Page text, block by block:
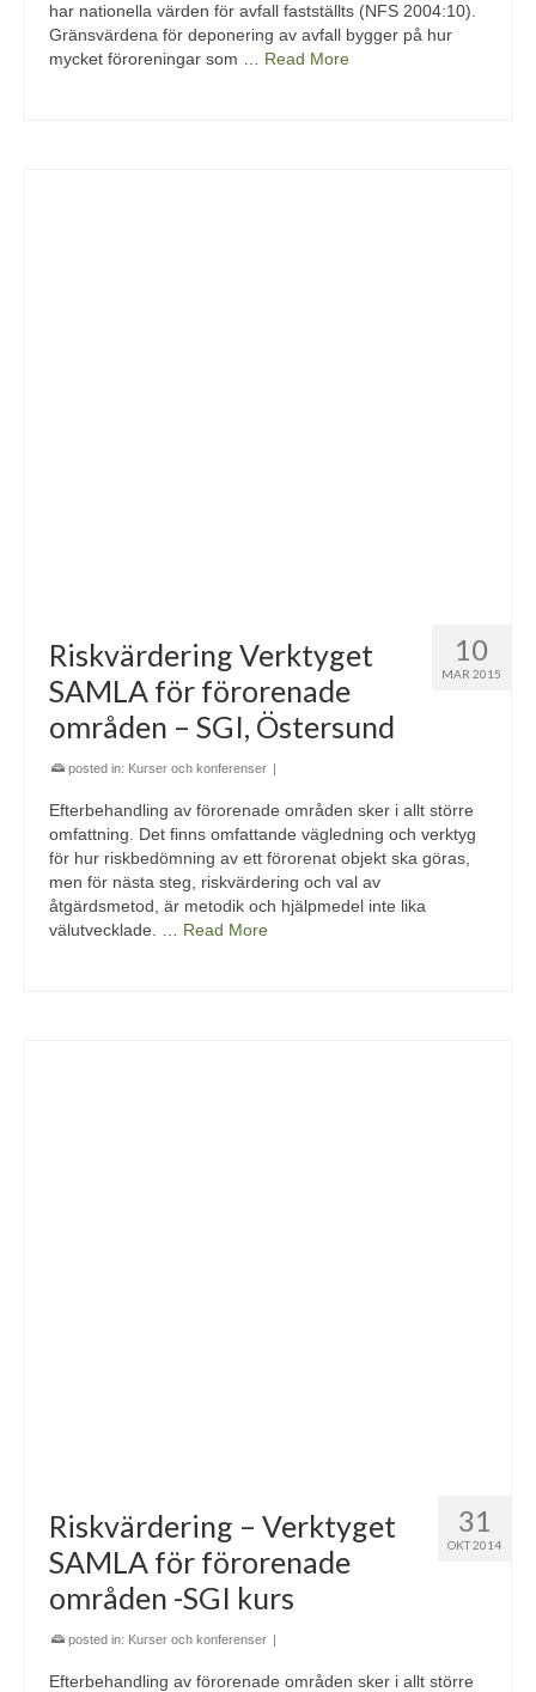
har nationella värden för avfall fastställts (NFS 2004:10).
Gränsvärdena för deponering av avfall bygger på hur
mycket föroreningar som … Read More
10
MAR 2015
Riskvärdering Verktyget
SAMLA för förorenade
områden – SGI, Östersund
posted in: Kurser och konferenser |
Efterbehandling av förorenade områden sker i allt större
omfattning. Det finns omfattande vägledning och verktyg
för hur riskbedömning av ett förorenat objekt ska göras,
men för nästa steg, riskvärdering och val av
åtgärdsmetod, är metodik och hjälpmedel inte lika
välutvecklade. … Read More
31
OKT 2014
Riskvärdering – Verktyget
SAMLA för förorenade
områden -SGI kurs
posted in: Kurser och konferenser |
Efterbehandling av förorenade områden sker i allt större